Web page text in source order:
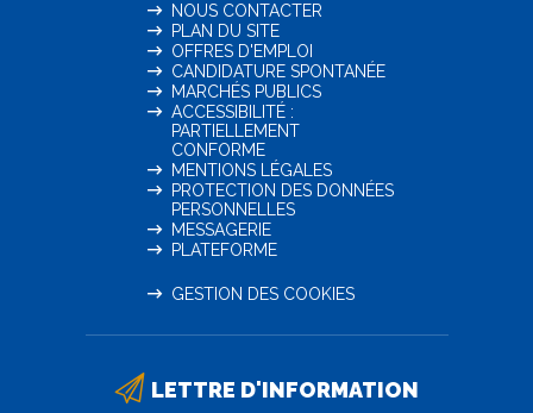
NOUS CONTACTER
PLAN DU SITE
OFFRES D'EMPLOI
CANDIDATURE SPONTANÉE
MARCHÉS PUBLICS
ACCESSIBILITÉ :
PARTIELLEMENT
CONFORME
MENTIONS LÉGALES
PROTECTION DES DONNÉES
PERSONNELLES
MESSAGERIE
PLATEFORME
GESTION DES COOKIES
LETTRE D'INFORMATION